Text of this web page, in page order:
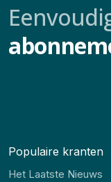
Populaire kranten
Het Laatste Nieuws